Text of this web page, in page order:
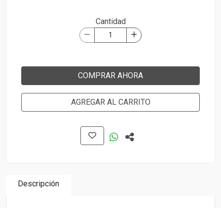
Cantidad
COMPRAR AHORA
AGREGAR AL CARRITO
Descripción